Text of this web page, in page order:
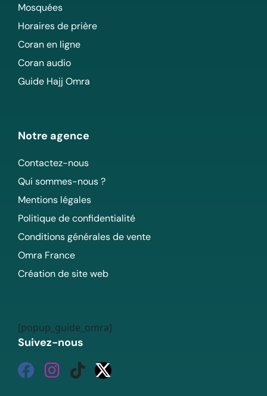
Mosquées
Horaires de prière
Coran en ligne
Coran audio
Guide Hajj Omra
Notre agence
Contactez-nous
Qui sommes-nous ?
Mentions légales
Politique de confidentialité
Conditions générales de vente
Omra France
Création de site web
[popup_guide_omra]
Suivez-nous